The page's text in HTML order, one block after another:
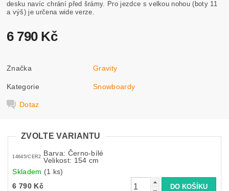
desku navíc chrání před šrámy. Pro jezdce s velkou nohou (boty 11
a výš) je určena wide verze.
6 790 Kč
Značka Gravity
Kategorie Snowboardy
Dotaz
ZVOLTE VARIANTU
14645/CER2 Barva: Černo-bílé
Velikost: 154 cm
Skladem (1 ks)
6 790 Kč